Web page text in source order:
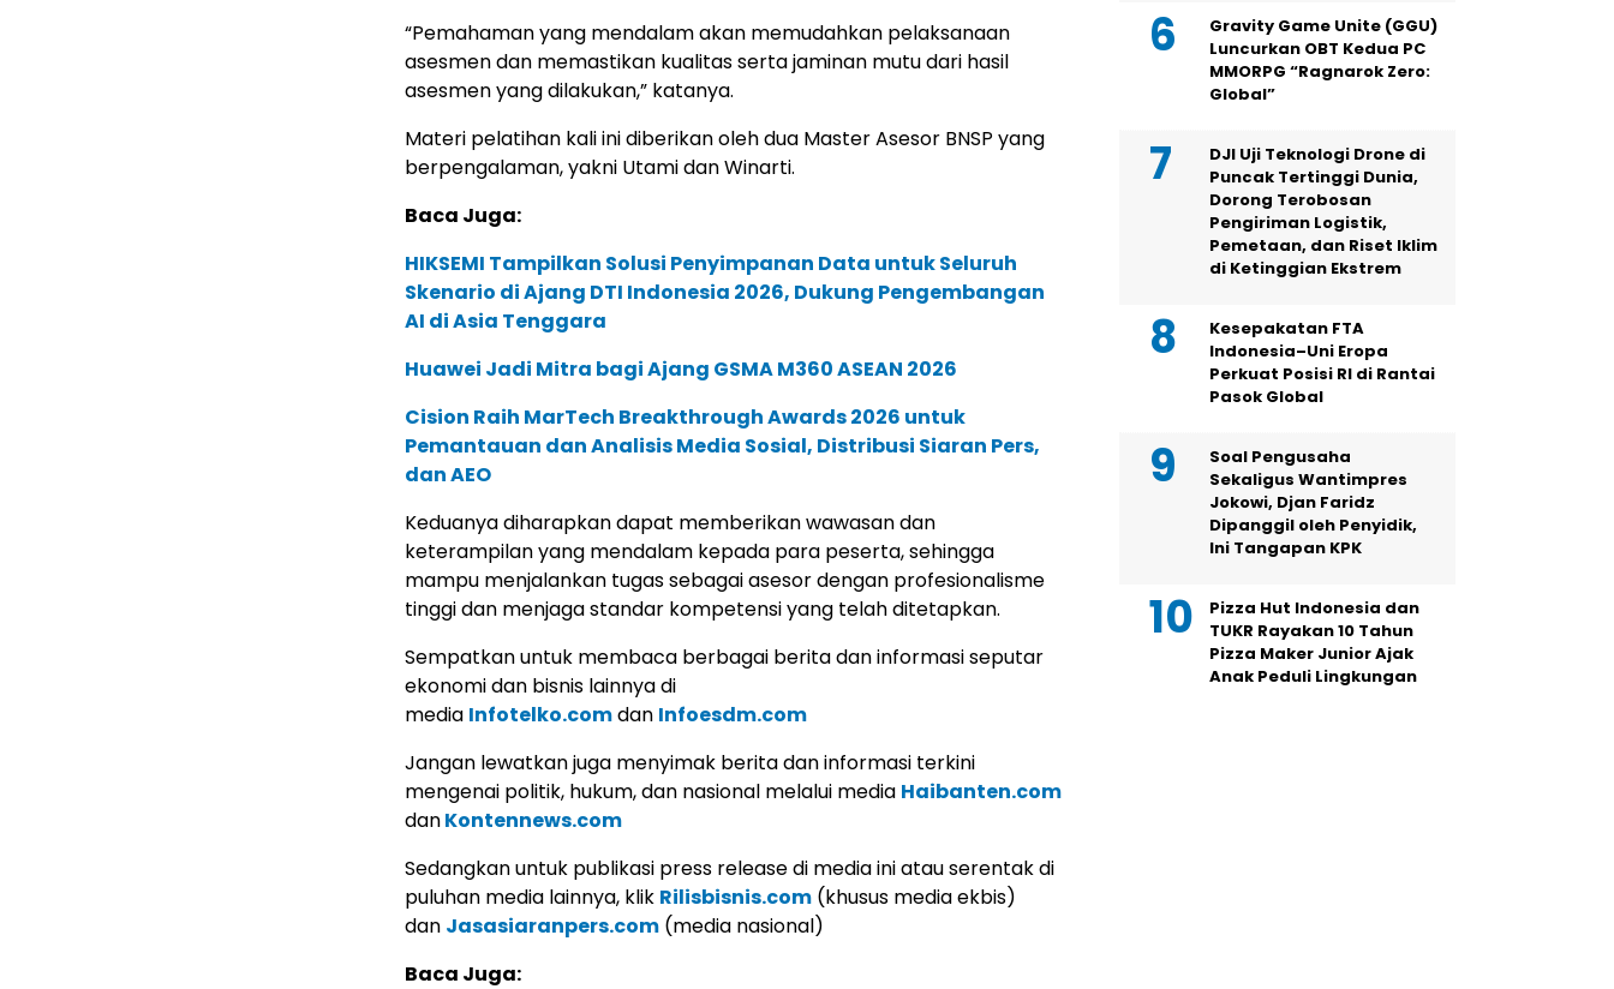
“Pemahaman yang mendalam akan memudahkan pelaksanaan
asesmen dan memastikan kualitas serta jaminan mutu dari hasil
asesmen yang dilakukan,” katanya.
Materi pelatihan kali ini diberikan oleh dua Master Asesor BNSP yang
berpengalaman, yakni Utami dan Winarti.
Baca Juga:
HIKSEMI Tampilkan Solusi Penyimpanan Data untuk Seluruh
Skenario di Ajang DTI Indonesia 2026, Dukung Pengembangan
AI di Asia Tenggara
Huawei Jadi Mitra bagi Ajang GSMA M360 ASEAN 2026
Cision Raih MarTech Breakthrough Awards 2026 untuk
Pemantauan dan Analisis Media Sosial, Distribusi Siaran Pers,
dan AEO
Keduanya diharapkan dapat memberikan wawasan dan
keterampilan yang mendalam kepada para peserta, sehingga
mampu menjalankan tugas sebagai asesor dengan profesionalisme
tinggi dan menjaga standar kompetensi yang telah ditetapkan.
Sempatkan untuk membaca berbagai berita dan informasi seputar
ekonomi dan bisnis lainnya di
media Infotelko.comdan Infoesdm.com
Jangan lewatkan juga menyimak berita dan informasi terkini
mengenai politik, hukum, dan nasional melalui media Haibanten.com
danKontennews.com
Sedangkan untuk publikasi press release di media ini atau serentak di
puluhan media lainnya, klik Rilisbisnis.com (khusus media ekbis)
dan Jasasiaranpers.com (media nasional)
Baca Juga:
Gravity Game Unite (GGU)
Luncurkan OBT Kedua PC
MMORPG “Ragnarok Zero:
Global”
DJI Uji Teknologi Drone di
Puncak Tertinggi Dunia,
Dorong Terobosan
Pengiriman Logistik,
Pemetaan, dan Riset Iklim
di Ketinggian Ekstrem
Kesepakatan FTA
Indonesia–Uni Eropa
Perkuat Posisi RI di Rantai
Pasok Global
Soal Pengusaha
Sekaligus Wantimpres
Jokowi, Djan Faridz
Dipanggil oleh Penyidik,
Ini Tangapan KPK
Pizza Hut Indonesia dan
TUKR Rayakan 10 Tahun
Pizza Maker Junior Ajak
Anak Peduli Lingkungan